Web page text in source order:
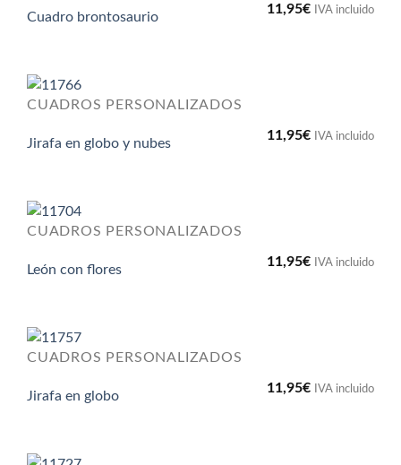
Cuadro brontosaurio
11,95€ IVA incluido
CUADROS PERSONALIZADOS
Jirafa en globo y nubes
11,95€ IVA incluido
CUADROS PERSONALIZADOS
León con flores
11,95€ IVA incluido
CUADROS PERSONALIZADOS
Jirafa en globo
11,95€ IVA incluido